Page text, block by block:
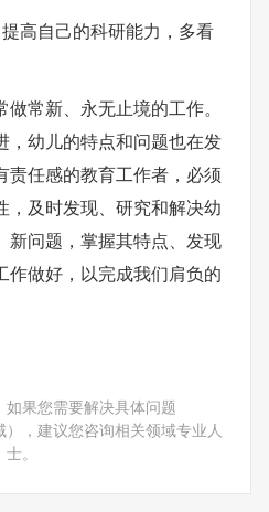
高自己的科研能力，多看
常新、永无止境的工作。
，幼儿的特点和问题也在发
责任感的教育工作者，必须
，及时发现、研究和解决幼
新问题，掌握其特点、发现
作做好，以完成我们肩负的
果您需要解决具体问题
），建议您咨询相关领域专业人
士。